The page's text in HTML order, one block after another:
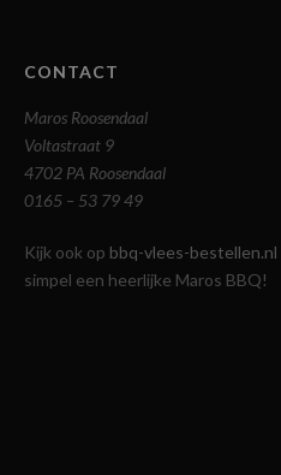
CONTACT
Maros Roosendaal
Voltastraat 9
4702 PA Roosendaal
0165 – 53 79 49
Kijk ook op bbq-vlees-bestellen.nl
simpel een heerlijke Maros BBQ!